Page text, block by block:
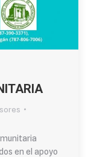
en el apoyo